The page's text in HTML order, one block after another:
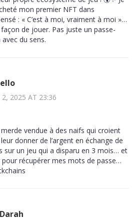
mon premier NFT dans
: « C’est à moi, vraiment à moi »…
de jouer. Pas juste un passe-
du sens.
2025 AT 23:36
vendue à des naifs qui croient
donner de l’argent en échange de
sur un jeu qui a disparu en 3 mois… et
récupérer mes mots de passe…